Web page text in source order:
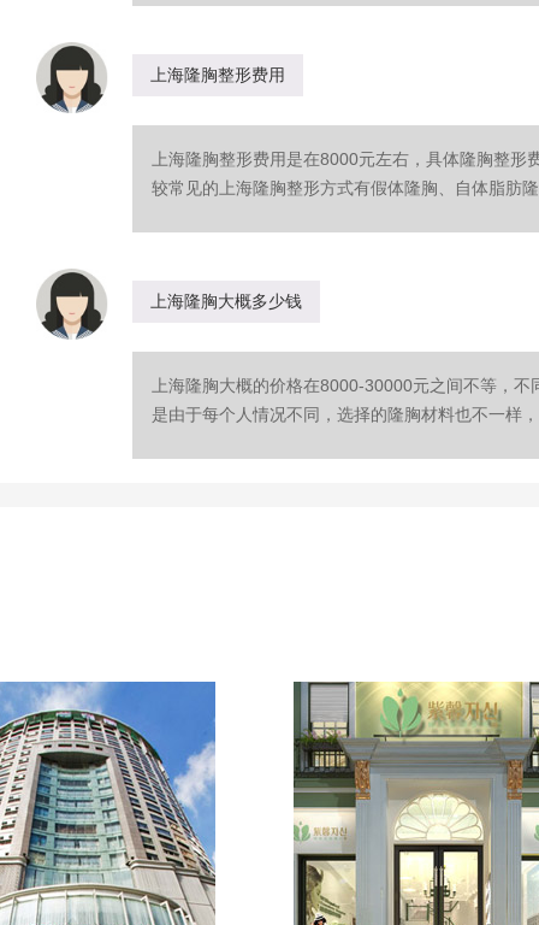
上海隆胸整形费用
上海隆胸整形费用是在8000元左右，具体隆胸整
较常见的上海隆胸整形方式有假体隆胸、自体脂肪
上海隆胸大概多少钱
上海隆胸大概的价格在8000-30000元之间不等，
是由于每个人情况不同，选择的隆胸材料也不一样